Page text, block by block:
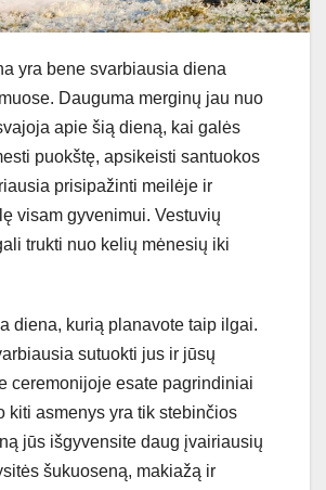
yra bene svarbiausia diena
Dauguma merginų jau nuo
apie šią dieną, kai galės
puokštę, apsikeisti santuokos
prisipažinti meilėje ir
visam gyvenimui. Vestuvių
trukti nuo kelių mėnesių iki
diena, kurią planavote taip ilgai.
sutuokti jus ir jūsų
ceremonijoje esate pagrindiniai
kiti asmenys yra tik stebinčios
jūs išgyvensite daug įvairiausių
šukuoseną, makiažą ir